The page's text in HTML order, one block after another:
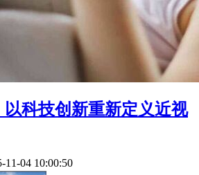
科技创新重新定义近视
11-04 10:00:50